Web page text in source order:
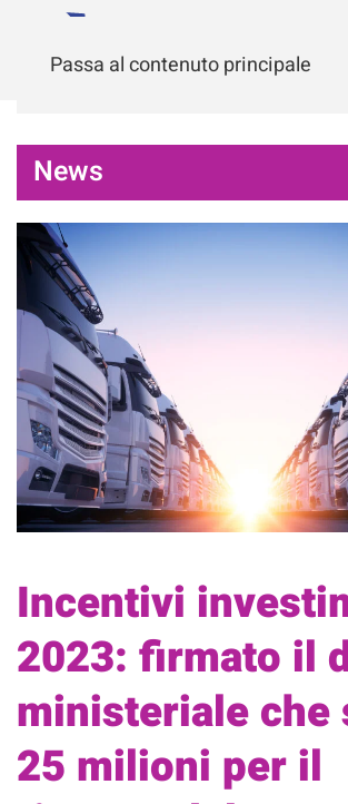
Passa al contenuto principale
News
Incentivi
2023: firmato il
ministeriale che
25 milioni per il